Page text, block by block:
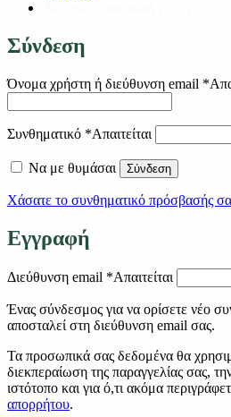
Σύνδεση
Όνομα χρήστη ή διεύθυνση email *
Συνθηματικό *Απαιτείται
Να με θυμάσαι Σύνδεση
Χάσατε το συνθηματικό πρόσβασής
Εγγραφή
Διεύθυνση email *Απαιτείται
Ένας σύνδεσμος για να ορίσετε νέο
αποσταλεί στη διεύθυνση email σας.
Τα προσωπικά σας δεδομένα θα
διεκπεραίωση της παραγγελίας σας,
ιστότοπο και για ό,τι ακόμα
απορρήτου.